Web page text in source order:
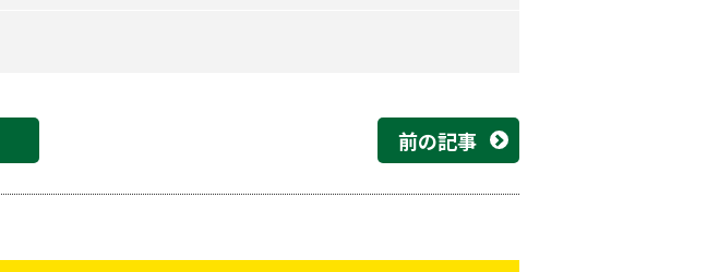
前の記事